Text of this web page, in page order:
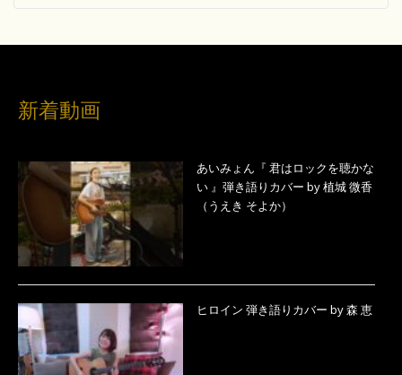
新着動画
あいみょん『 君はロックを聴かな
い 』弾き語りカバー by 植城 微香
（うえき そよか）
ヒロイン 弾き語りカバー by 森 恵